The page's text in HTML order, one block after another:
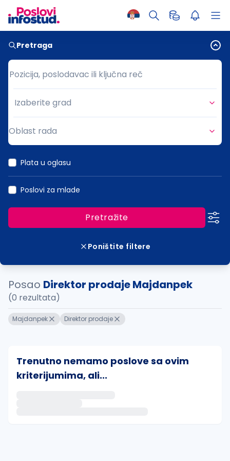
Pretraga
Pozicija, poslodavac ili ključna reč
Pozicija, poslodavac ili ključna reč
Grad
Izaberite grad
Oblast rada
Plata u oglasu
Poslovi za mlade
Pretražite
Poništite filtere
Posao Direktor prodaje Majdanpek
(0 rezultata)
Majdanpek Direktor prodaje
Trenutno nemamo poslove sa ovim
kriterijumima, ali...